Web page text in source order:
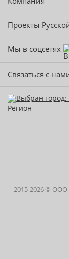
Проекты
Мы в соцсетях
Связаться с
Выбран город:
2015-2026© ООО